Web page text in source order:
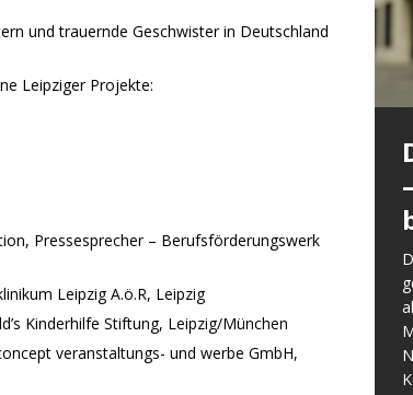
und trauernde Geschwister in Deutschland
Leipziger Projekte:
Pressesprecher – Berufsförderungswerk
Leipzig A.ö.R, Leipzig
Kinderhilfe Stiftung, Leipzig/München
veranstaltungs- und werbe GmbH,